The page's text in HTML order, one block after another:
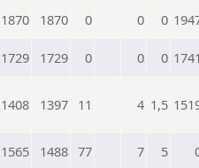
1870 1870 0 0 0
1729 1729 0 0 0
1408 1397 11 4 1,5
1565 1488 77 7 5